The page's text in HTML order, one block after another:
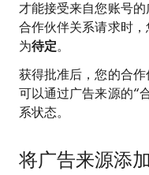
才能接受来自您账号
合作伙伴关系请求时，
为待定。
获得批准后，您的合
可以通过广告来源的“
系状态。
将广告来源添